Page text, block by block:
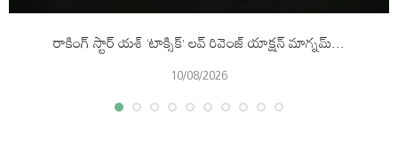
రాకింగ్ స్టార్ యశ్ ‘టాక్సిక్’ లవ్ రివెంజ్ యాక్షన్ మాగ్నమ్...
10/08/2026